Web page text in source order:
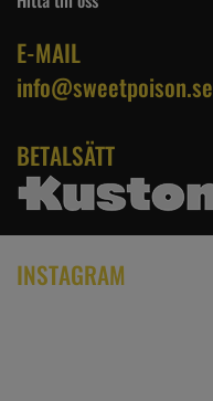
E-MAIL
info@sweetpoison.se
BETALSÄTT
INSTAGRAM